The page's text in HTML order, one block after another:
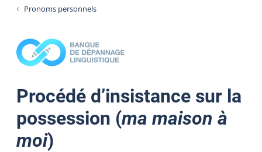
Pronoms personnels
Procédé d’insistance sur la
possession (ma maison à
moi)